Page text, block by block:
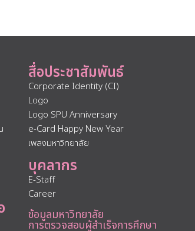
สื่อประชาสัมพันธ์
Corporate Identity (CI)
Logo
Logo SPU Anniversary
e-Card Happy New Year
เพลงมหาวิทยาลัย
บุคลากร
E-Staff
Career
ข้อมูลมหาวิทยาลัย
การตรวจสอบผู้สำเร็จการศึกษา